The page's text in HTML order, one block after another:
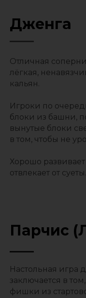
Дженга
Отличная
лёгкая,
кальян.
Игроки по
блоки из башни,
вынутые блоки
в том, чтобы не
Хорошо
отвлекает от суеты.
Парчис
Настольная игра
заключается в
фишки из